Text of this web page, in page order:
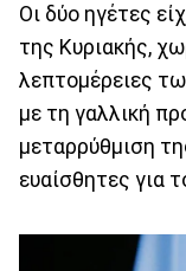
Οι δύο ηγέτες
της Κυριακής,
λεπτομέρειες
με τη γαλλική
μεταρρύθμιση
ευαίσθητες για